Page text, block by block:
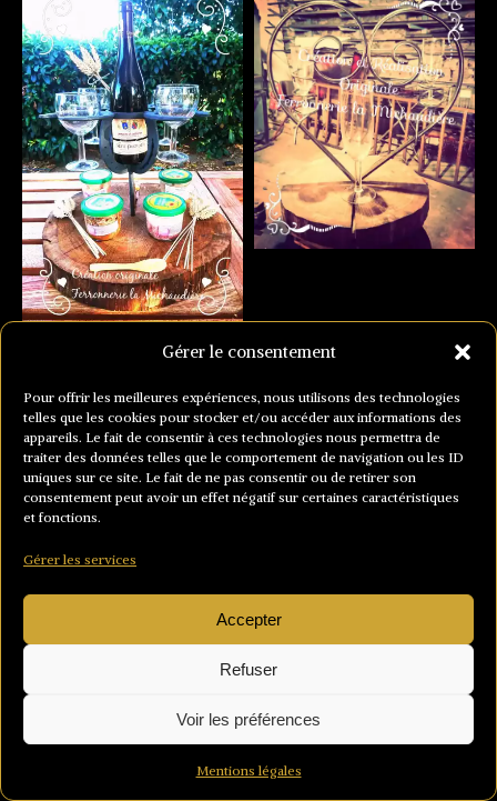
Gérer le consentement
Pour offrir les meilleures expériences, nous utilisons des technologies
telles que les cookies pour stocker et/ou accéder aux informations des
appareils. Le fait de consentir à ces technologies nous permettra de
traiter des données telles que le comportement de navigation ou les ID
uniques sur ce site. Le fait de ne pas consentir ou de retirer son
consentement peut avoir un effet négatif sur certaines caractéristiques
et fonctions.
Gérer les services
Accepter
Refuser
Voir les préférences
Mentions légales